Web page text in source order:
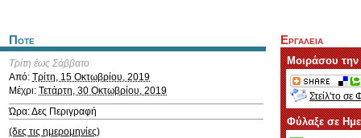
Ποτε
Τρίτη έως Σάββατο
Από: Τρίτη, 15 Οκτωβρίου, 2019
Μέχρι: Τετάρτη, 30 Οκτωβρίου, 2019
Ώρα: Δες Περιγραφή
(δες τις ημερομηνίες)
Εργαλεια
Μοιράσου
Στείλ'το σε
Φύλαξε σε